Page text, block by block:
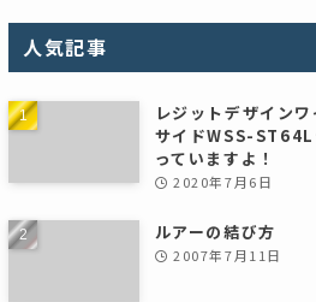
人気記事
レジットデザインワ
サイドWSS-
っていますよ！
2020年7月6日
ルアーの結び方
2007年7月11日